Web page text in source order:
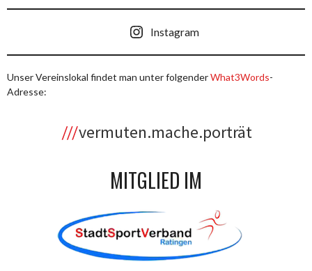
Instagram
Unser Vereinslokal findet man unter folgenderWhat3Words-
Adresse:
vermuten.mache.porträt
MITGLIED IM